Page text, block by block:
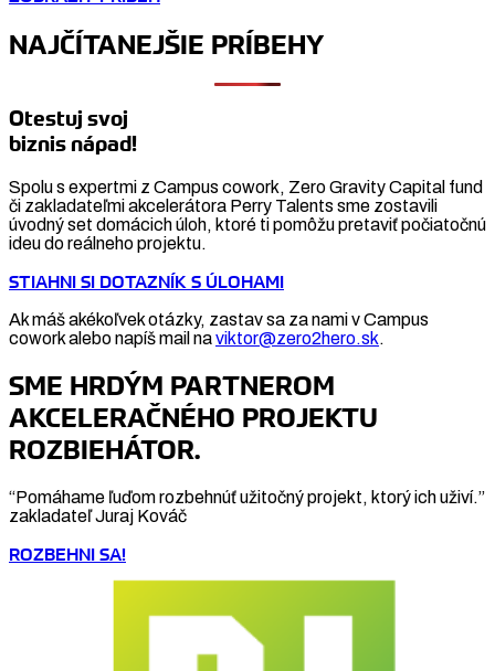
NAJČÍTANEJŠIE PRÍBEHY
Otestuj svoj
biznis nápad!
Spolu s expertmi z Campus cowork, Zero Gravity Capital fund
či zakladateľmi akcelerátora Perry Talents sme zostavili
úvodný set domácich úloh, ktoré ti pomôžu pretaviť počiatočnú
ideu do reálneho projektu.
STIAHNI SI DOTAZNÍK S ÚLOHAMI
Ak máš akékoľvek otázky, zastav sa za nami v Campus
cowork alebo napíš mail naviktor@zero2hero.sk.
SME HRDÝM PARTNEROM
AKCELERAČNÉHO PROJEKTU
ROZBIEHÁTOR.
“Pomáhame ľuďom rozbehnúť užitočný projekt, ktorý ich uživí.”
zakladateľ Juraj Kováč
ROZBEHNI SA!